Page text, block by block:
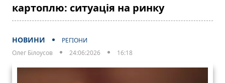
картоплю: ситуація на ринку
НОВИНИ
РЕГІОНИ
Олег Білоусов
24:06:2026 16:18